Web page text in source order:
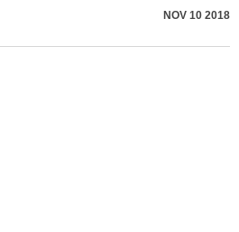
NOV 10 2018